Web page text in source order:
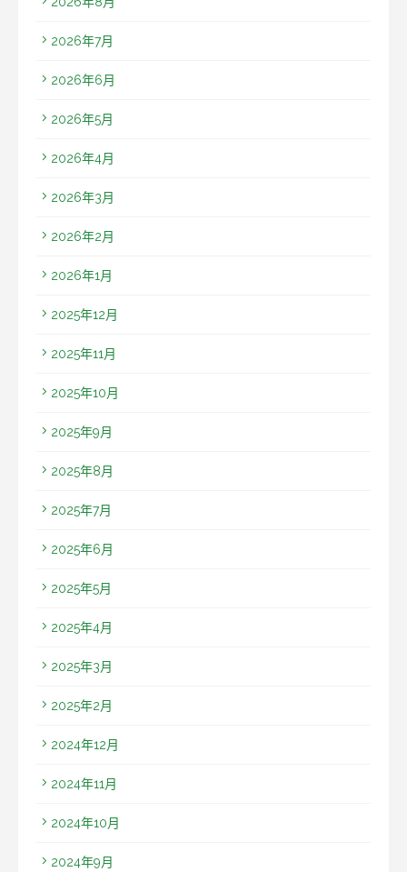
2026年7月
2026年6月
2026年5月
2026年4月
2026年3月
2026年2月
2026年1月
2025年12月
2025年11月
2025年10月
2025年9月
2025年8月
2025年7月
2025年6月
2025年5月
2025年4月
2025年3月
2025年2月
2024年12月
2024年11月
2024年10月
2024年9月